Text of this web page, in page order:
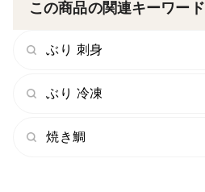
この商品の関連キーワード
ぶり 刺身
ぶり 冷凍
焼き鯛